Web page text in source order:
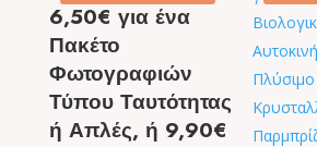
6,50€ για ένα
Πακέτο
Φωτογραφιών
Τύπου Ταυτότητας
ή Απλές, ή 9,90€